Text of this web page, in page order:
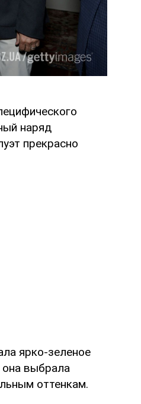
наряд
прекрасно
ярко-зеленое
выбрала
оттенкам.